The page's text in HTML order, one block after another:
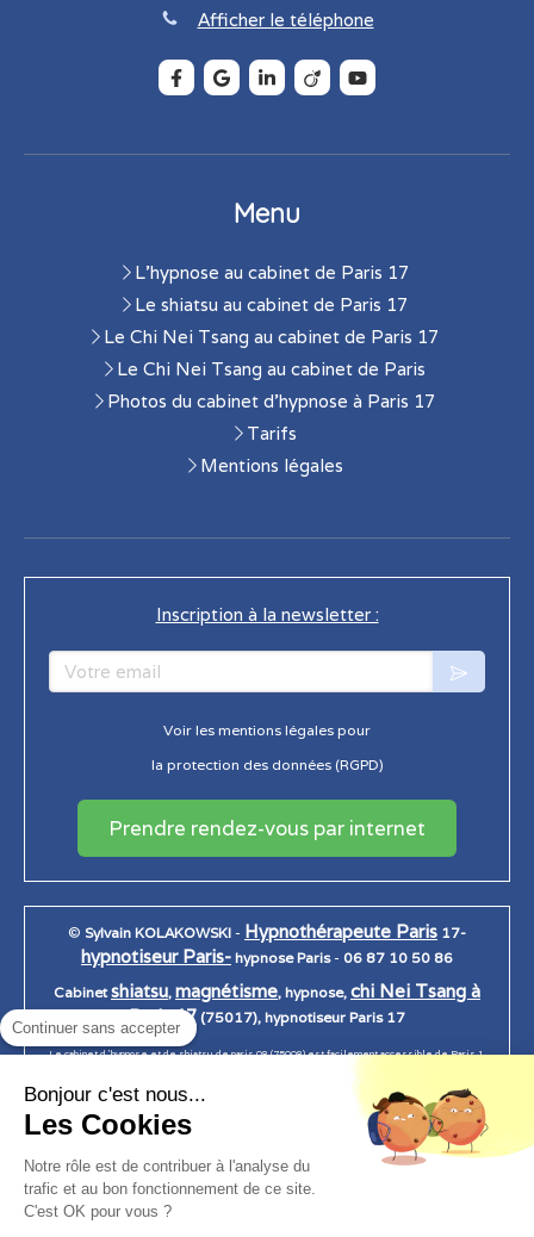
Afficher le téléphone
Menu
L'hypnose au cabinet de Paris 17
Le shiatsu au cabinet de Paris 17
Le Chi Nei Tsang au cabinet de Paris 17
Le Chi Nei Tsang au cabinet de Paris
Photos du cabinet d'hypnose à Paris 17
Tarifs
Mentions légales
Inscription à la newsletter :
Votre email
Voir les mentions légales pour
la protection des données (RGPD)
Prendre rendez-vous par internet
© Sylvain KOLAKOWSKI - Hypnothérapeute Paris 17-
hypnotiseur Paris- hypnose Paris- 06 87 10 50 86
Cabinetshiatsu, magnétisme, hypnose, chi Nei Tsang à
Paris 17 (75017), hypnotiseur Paris 17
Le cabinet d 'hypnose et de shiatsu de paris 08 (75008) est facilement accessible de Paris 1,
12, Paris 13, Paris 14, Paris 15, Paris 16, Paris 17, Paris 18, Paris 19, Paris 20.
Création et référencement du site par Simplébo
Continuer sans accepter
Bonjour c'est nous...
Les Cookies
Notre rôle est de contribuer à l'analyse du
trafic et au bon fonctionnement de ce site.
C'est OK pour vous ?